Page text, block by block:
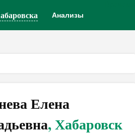
Анализы
Елена
, Хабаровск